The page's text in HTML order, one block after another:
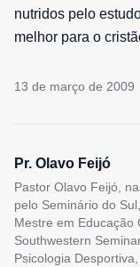
nutridos pelo
melhor para o
13 de março de 2009
Pr. Olavo Feijó
Pastor Olavo Feijó,
pelo Seminário do
Mestre em Educação
Southwestern
Psicologia